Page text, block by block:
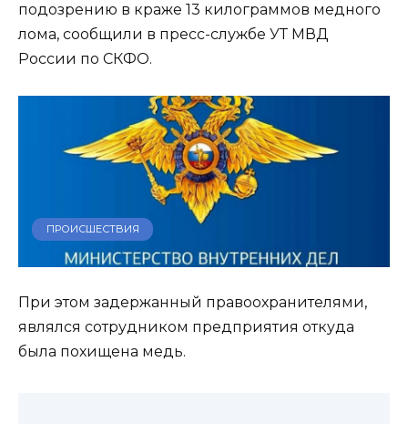
подозрению в краже 13 килограммов медного
лома, сообщили в пресс-службе УТ МВД
России по СКФО.
ПРОИСШЕСТВИЯ
При этом задержанный правоохранителями,
являлся сотрудником предприятия откуда
была похищена медь.